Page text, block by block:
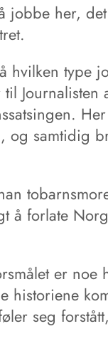
jobbe her,
hvilken type
Journalisten
og samtidig
å forlate
er noe
historiene
seg